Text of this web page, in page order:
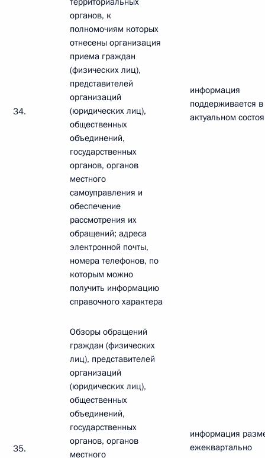
34.
органов, к
полномочиям которых
отнесены организация
приема граждан
(физических лиц),
представителей
организаций
(юридических лиц),
общественных
объединений,
государственных
органов, органов
местного
самоуправления и
обеспечение
рассмотрения их
обращений; адреса
электронной почты,
номера телефонов, по
которым можно
получить информацию
справочного характера
информация
поддерживается в
актуальном
35.
Обзоры обращений
граждан (физических
лиц), представителей
организаций
(юридических лиц),
общественных
объединений,
государственных
органов, органов
местного
информация
ежеквартально